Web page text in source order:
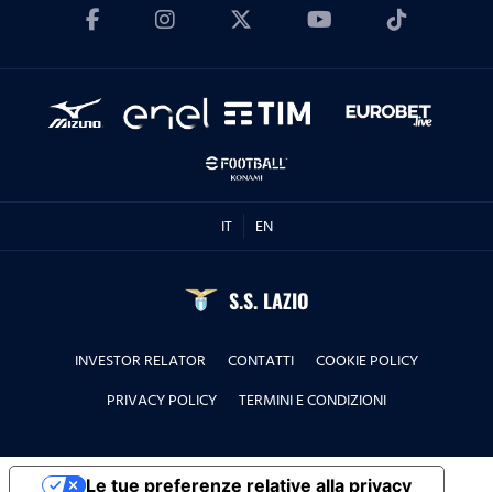
'La Lepre e la tartaruga' - La squadra Speciale
24.06.26
Stagione 2 | Puntata 33
interviste dei protagonisti prima e dopo la sfida
contro il Real Madrid, ma non solo....
10.06.26
IT EN
S.S. LAZIO
INVESTOR RELATOR CONTATTI
COOKIE POLICY
PRIVACY POLICY
TERMINI E CONDIZIONI
Le tue preferenze relative alla privacy